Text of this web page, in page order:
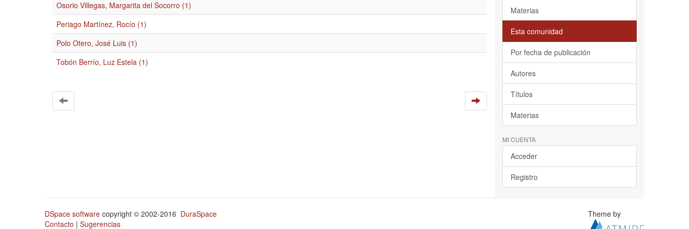
Osorio Villegas, Margarita del Socorro (1)
Periago Martínez, Rocío (1)
Polo Otero, José Luis (1)
Tobón Berrío, Luz Estela (1)
Materias
Esta comunidad
Por fecha de publicación
Autores
Títulos
Materias
MI CUENTA
Acceder
Registro
DSpace software copyright © 2002-2016 DuraSpace
Contacto | Sugerencias
Theme by